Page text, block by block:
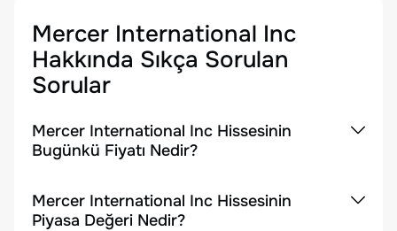
Mercer International Inc
Hakkında Sıkça Sorulan
Sorular
Mercer International Inc Hissesinin
Bugünkü Fiyatı Nedir?
Mercer International Inc Hissesinin
Piyasa Değeri Nedir?